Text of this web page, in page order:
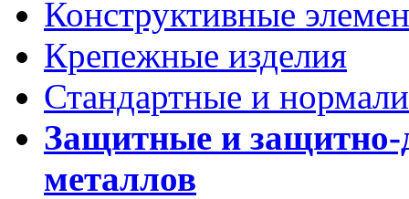
Конструктивные
Крепежные изделия
Стандартные и
Защитные и защитно-
металлов